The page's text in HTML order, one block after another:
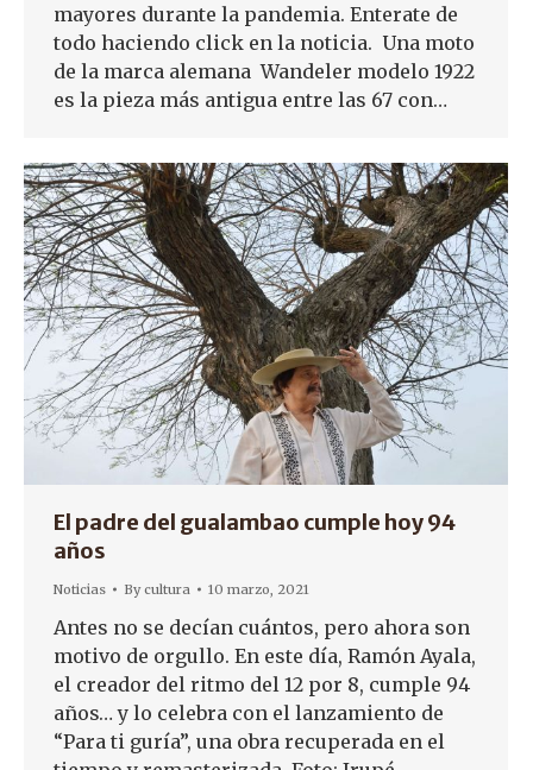
mayores durante la pandemia. Enterate de
todo haciendo click en la noticia. Una moto
de la marca alemana Wandeler modelo 1922
es la pieza más antigua entre las 67 con…
El padre del gualambao cumple hoy 94
años
Noticias Bycultura 10 marzo, 2021
Antes no se decían cuántos, pero ahora son
motivo de orgullo. En este día, Ramón Ayala,
el creador del ritmo del 12 por 8, cumple 94
años… y lo celebra con el lanzamiento de
“Para ti guría”, una obra recuperada en el